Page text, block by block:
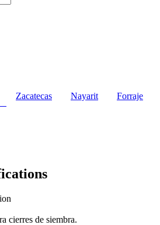
Zacatecas Nayarit Forraje
cierres de siembra.